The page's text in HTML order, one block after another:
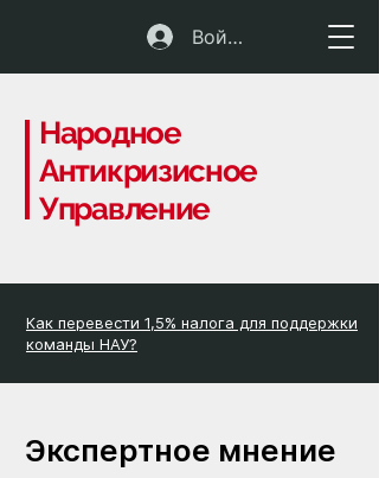
Войти
Народное
Антикризисное
Управление
Как перевести 1,5% налога для поддержки
команды НАУ?
Экспертное мнение